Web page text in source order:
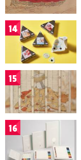
14
15
16